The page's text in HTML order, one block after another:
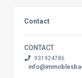
Contact
CONTACT
931924786